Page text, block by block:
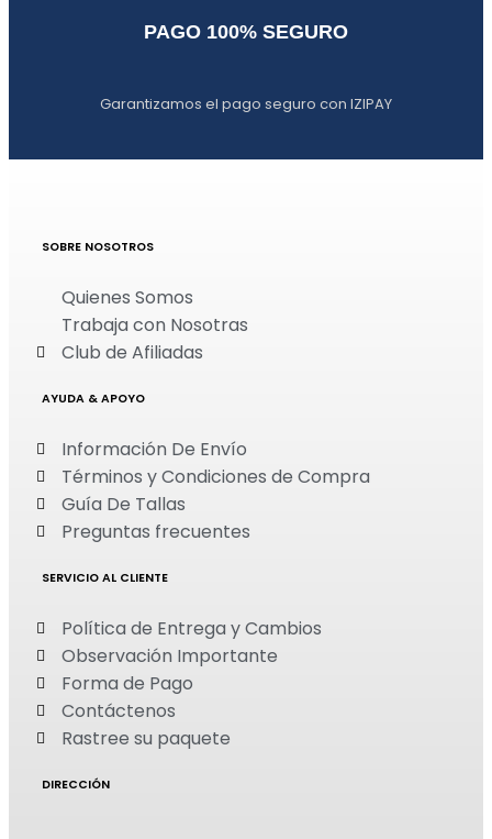
PAGO 100% SEGURO
Garantizamos el pago seguro con IZIPAY
SOBRE NOSOTROS
Quienes Somos
Trabaja con Nosotras
Club de Afiliadas
AYUDA & APOYO
Información De Envío
Términos y Condiciones de Compra
Guía De Tallas
Preguntas frecuentes
SERVICIO AL CLIENTE
Política de Entrega y Cambios
Observación Importante
Forma de Pago
Contáctenos
Rastree su paquete
DIRECCIÓN